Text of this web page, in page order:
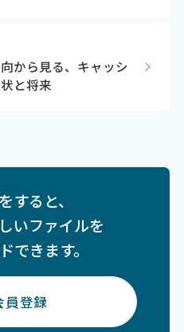
から見る、キャッシ
と将来
すると、
いファイルを
できます。
員登録